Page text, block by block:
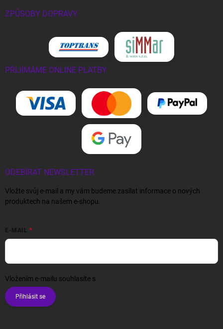
ZPŮSOBY DOPRAVY
PŘIJÍMÁME ONLINE PLATBY
ODEBÍRAT NEWSLETTER
Vložte svůj e-mail a my vám budeme zasílat informace o nových
produktech na našem e-shopu.
E-MAIL
Vložením e-mailu souhlasíte s
Přihlásit se